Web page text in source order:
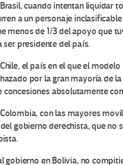
cuando intentan liquidar
a un personaje
menos de 1/3 del apoyo que
ser presidente del país.
el país en el que el
por la gran mayoría de
concesiones absolutamente
con las mayores
gobierno derechista, que no
gobierno en Bolivia, no